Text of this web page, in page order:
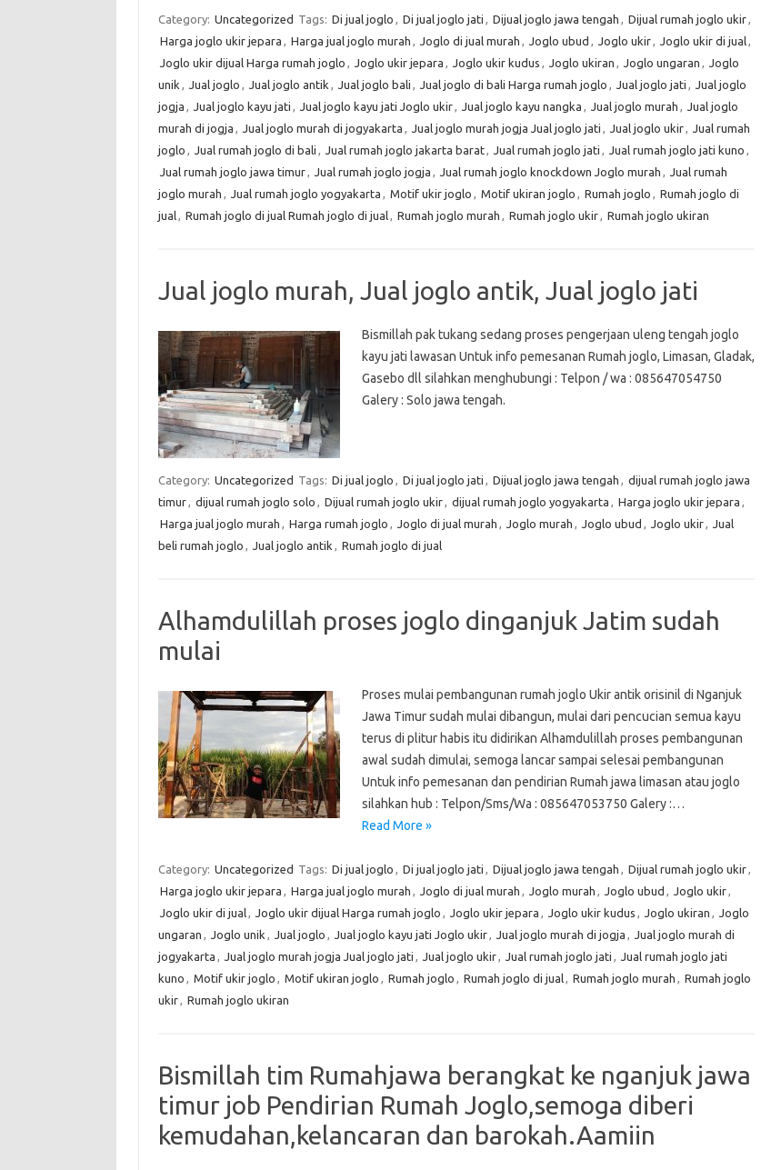
Category: Uncategorized Tags: Di jual joglo , Di jual joglo jati , Dijual joglo jawa tengah , Dijual rumah joglo ukir,
Harga joglo ukir jepara , Harga jual joglo murah , Joglo di jual murah , Joglo ubud , Joglo ukir, Joglo ukir di jual,
Joglo ukir dijual Harga rumah joglo , Joglo ukir jepara , Joglo ukir kudus , Joglo ukiran , Joglo ungaran , Joglo
unik , Jual joglo , Jual joglo antik , Jual joglo bali , Jual joglo di bali Harga rumah joglo , Jual joglo jati , Jual joglo
jogja , Jual joglo kayu jati , Jual joglo kayu jati Joglo ukir, Jual joglo kayu nangka , Jual joglo murah , Jual joglo
murah di jogja , Jual joglo murah di jogyakarta , Jual joglo murah jogja Jual joglo jati , Jual joglo ukir, Jual rumah
joglo , Jual rumah joglo di bali , Jual rumah joglo jakarta barat, Jual rumah joglo jati , Jual rumah joglo jati kuno ,
Jual rumah joglo jawa timur, Jual rumah joglo jogja , Jual rumah joglo knockdown Joglo murah , Jual rumah
joglo murah , Jual rumah joglo yogyakarta , Motif ukir joglo , Motif ukiran joglo , Rumah joglo , Rumah joglo di
jual, Rumah joglo di jual Rumah joglo di jual, Rumah joglo murah , Rumah joglo ukir, Rumah joglo ukiran
Jual joglo murah, Jual joglo antik, Jual joglo jati
Bismillah pak tukang sedang proses pengerjaan uleng tengah joglo
kayu jati lawasan Untuk info pemesanan Rumah joglo, Limasan, Gladak,
Gasebo dll silahkan menghubungi : Telpon / wa : 085647054750
Galery : Solo jawa tengah.
Category: Uncategorized Tags: Di jual joglo , Di jual joglo jati , Dijual joglo jawa tengah , dijual rumah joglo jawa
timur, dijual rumah joglo solo , Dijual rumah joglo ukir, dijual rumah joglo yogyakarta , Harga joglo ukir jepara ,
Harga jual joglo murah , Harga rumah joglo , Joglo di jual murah , Joglo murah , Joglo ubud , Joglo ukir, Jual
beli rumah joglo , Jual joglo antik , Rumah joglo di jual
Alhamdulillah proses joglo dinganjuk Jatim sudah
mulai
Proses mulai pembangunan rumah joglo Ukir antik orisinil di Nganjuk
Jawa Timur sudah mulai dibangun, mulai dari pencucian semua kayu
terus di plitur habis itu didirikan Alhamdulillah proses pembangunan
awal sudah dimulai, semoga lancar sampai selesai pembangunan
Untuk info pemesanan dan pendirian Rumah jawa limasan atau joglo
silahkan hub : Telpon/Sms/Wa : 085647053750 Galery :…
Read More »
Category: Uncategorized Tags: Di jual joglo , Di jual joglo jati , Dijual joglo jawa tengah , Dijual rumah joglo ukir,
Harga joglo ukir jepara , Harga jual joglo murah , Joglo di jual murah , Joglo murah , Joglo ubud , Joglo ukir,
Joglo ukir di jual, Joglo ukir dijual Harga rumah joglo , Joglo ukir jepara , Joglo ukir kudus , Joglo ukiran , Joglo
ungaran , Joglo unik , Jual joglo , Jual joglo kayu jati Joglo ukir, Jual joglo murah di jogja , Jual joglo murah di
jogyakarta , Jual joglo murah jogja Jual joglo jati , Jual joglo ukir, Jual rumah joglo jati , Jual rumah joglo jati
kuno , Motif ukir joglo , Motif ukiran joglo , Rumah joglo , Rumah joglo di jual, Rumah joglo murah , Rumah joglo
ukir, Rumah joglo ukiran
Bismillah tim Rumahjawa berangkat ke nganjuk jawa
timur job Pendirian Rumah Joglo,semoga diberi
kemudahan,kelancaran dan barokah.Aamiin